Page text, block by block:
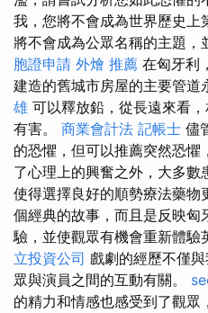
我，您將不會成為世界歷史上
將不會成為公眾名稱的主題，
胞證申請 外燴 推薦 在匈牙利
建造的舊城市房屋的主要管道
雄 可以釋放鉛，從長遠來看
有害。 商業會計法 記帳士 儘
的恐懼，但可以推薦突然恐懼
了心理上的興奮之外，大多
使得選擇良好的順勢療法藥物
個經典的故事，而且是反映匈
驗，並使觀眾有機會重新體驗
立投資公司 戲劇的經歷不僅
眾與演員之間的互動有關。
的精力和情感也感受到了觀眾